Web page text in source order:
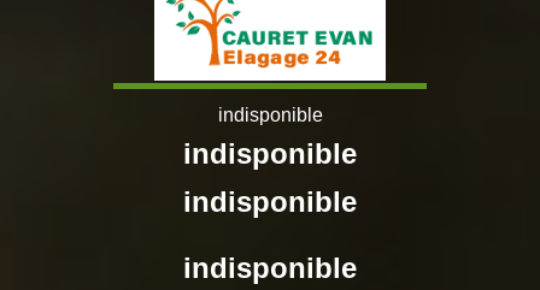
indisponible
indisponible
indisponible
indisponible